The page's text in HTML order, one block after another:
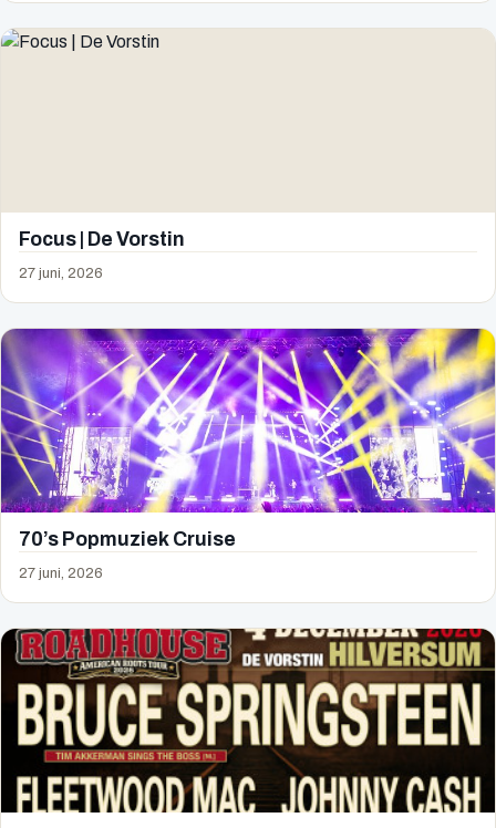
Focus | De Vorstin
27 juni, 2026
70’s Popmuziek Cruise
27 juni, 2026